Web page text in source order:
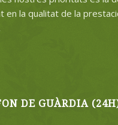
en la qualitat de la
DE GUÀRDIA